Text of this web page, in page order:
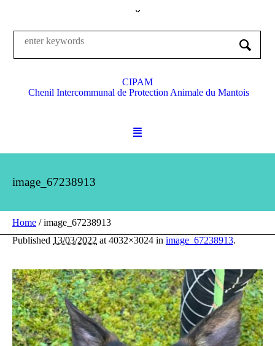
CIPAM
Chenil Intercommunal de Protection Animale du Mantois
image_67238913
Home /image_67238913
Published 13/03/2022 at 4032×3024 in image_67238913.